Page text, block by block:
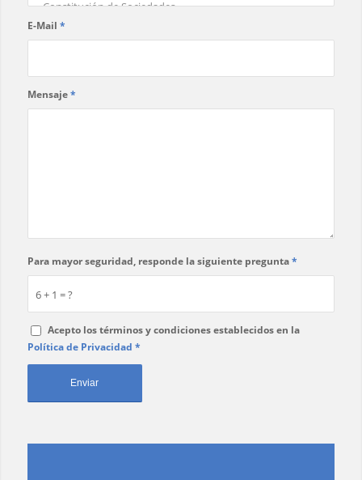
E-Mail *
Mensaje*
6 + 1 = ?
Para mayor seguridad, responde la siguiente pregunta*
Acepto los términos y condiciones establecidos en la
Política de Privacidad *